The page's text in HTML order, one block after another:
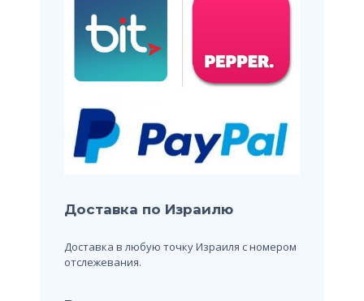
Доставка по Израилю
Доставка в любую точку Израиля с номером
отслежевания.